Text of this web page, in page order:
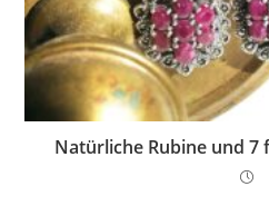
Natürliche Rubine und 7